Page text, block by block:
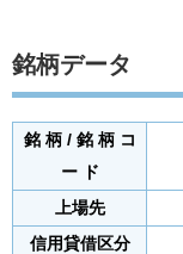
銘柄データ
銘 柄 / 銘 柄 コ
ー ド
上場先
信用貸借区分